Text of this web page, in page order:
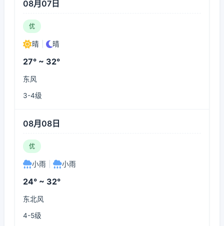
08月07日
优
晴 晴
27° ~ 32°
东风
3-4级
08月08日
优
小雨 小雨
24° ~ 32°
东北风
4-5级